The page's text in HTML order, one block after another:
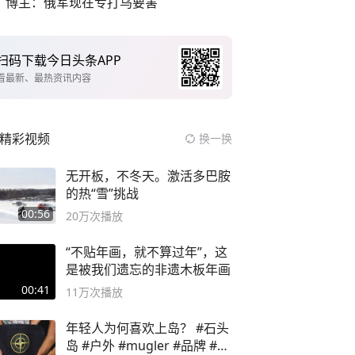
码下载今日头条APP
最新、最热资讯内容
精彩视频 换一换
00:56
无开板，不冬天。激活多巴胺
的热“雪”挑战
20万次播放
00:41
“不贴年画，就不算过年”，这
是被我们遗忘的非遗木板年画
11万次播放
年轻人为何喜欢上岛？ #石头
岛 #户外 #mugler #品牌 #足